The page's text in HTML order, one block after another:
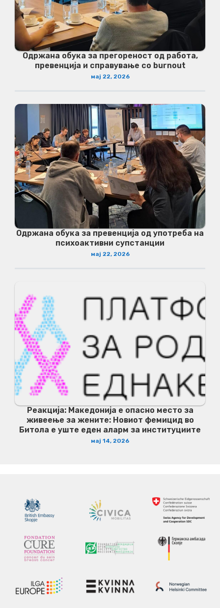
Одржана обука за прегореност од работа,
превенција и справување со burnout
мај 22, 2026
Одржана обука за превенција од употреба на
психоактивни супстанции
мај 22, 2026
Реакција: Македонија е опасно место за
живеење за жените: Новиот фемицид во
Битола е уште еден аларм за институциите
мај 14, 2026